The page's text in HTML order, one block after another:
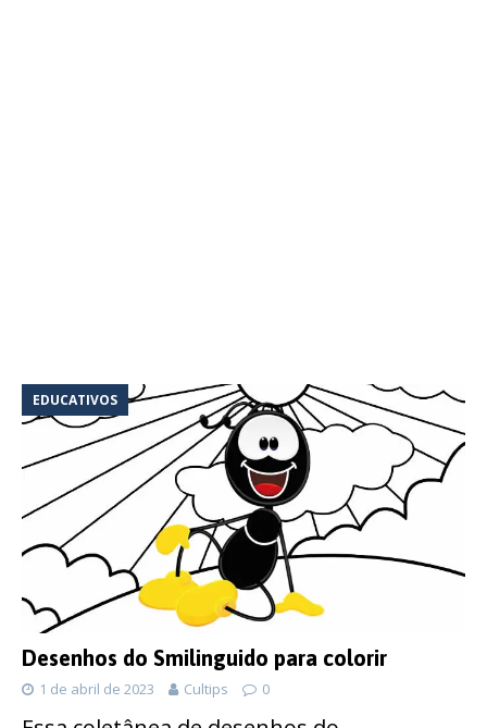
EDUCATIVOS
Desenhos do Smilinguido para colorir
1 de abril de 2023 Cultips 0